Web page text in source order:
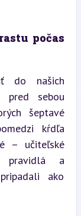
počas
do našich
pred sebou
šeptavé
kŕdľa
– učiteľské
pravidlá a
ako